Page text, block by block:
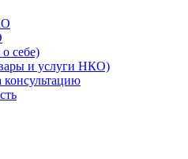
себе)
и услуги НКО)